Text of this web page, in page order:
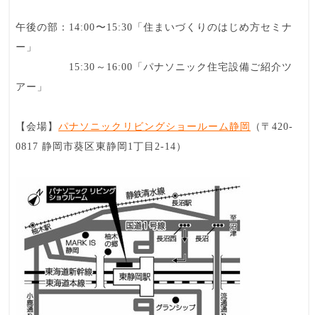
午後の部：14:00〜15:30「住まいづくりのはじめ方セミナ
ー」
15:30～16:00「パナソニック住宅設備ご紹介ツ
アー」
【会場】パナソニックリビングショールーム静岡
（〒420-
0817 静岡市葵区東静岡1丁目2-14）